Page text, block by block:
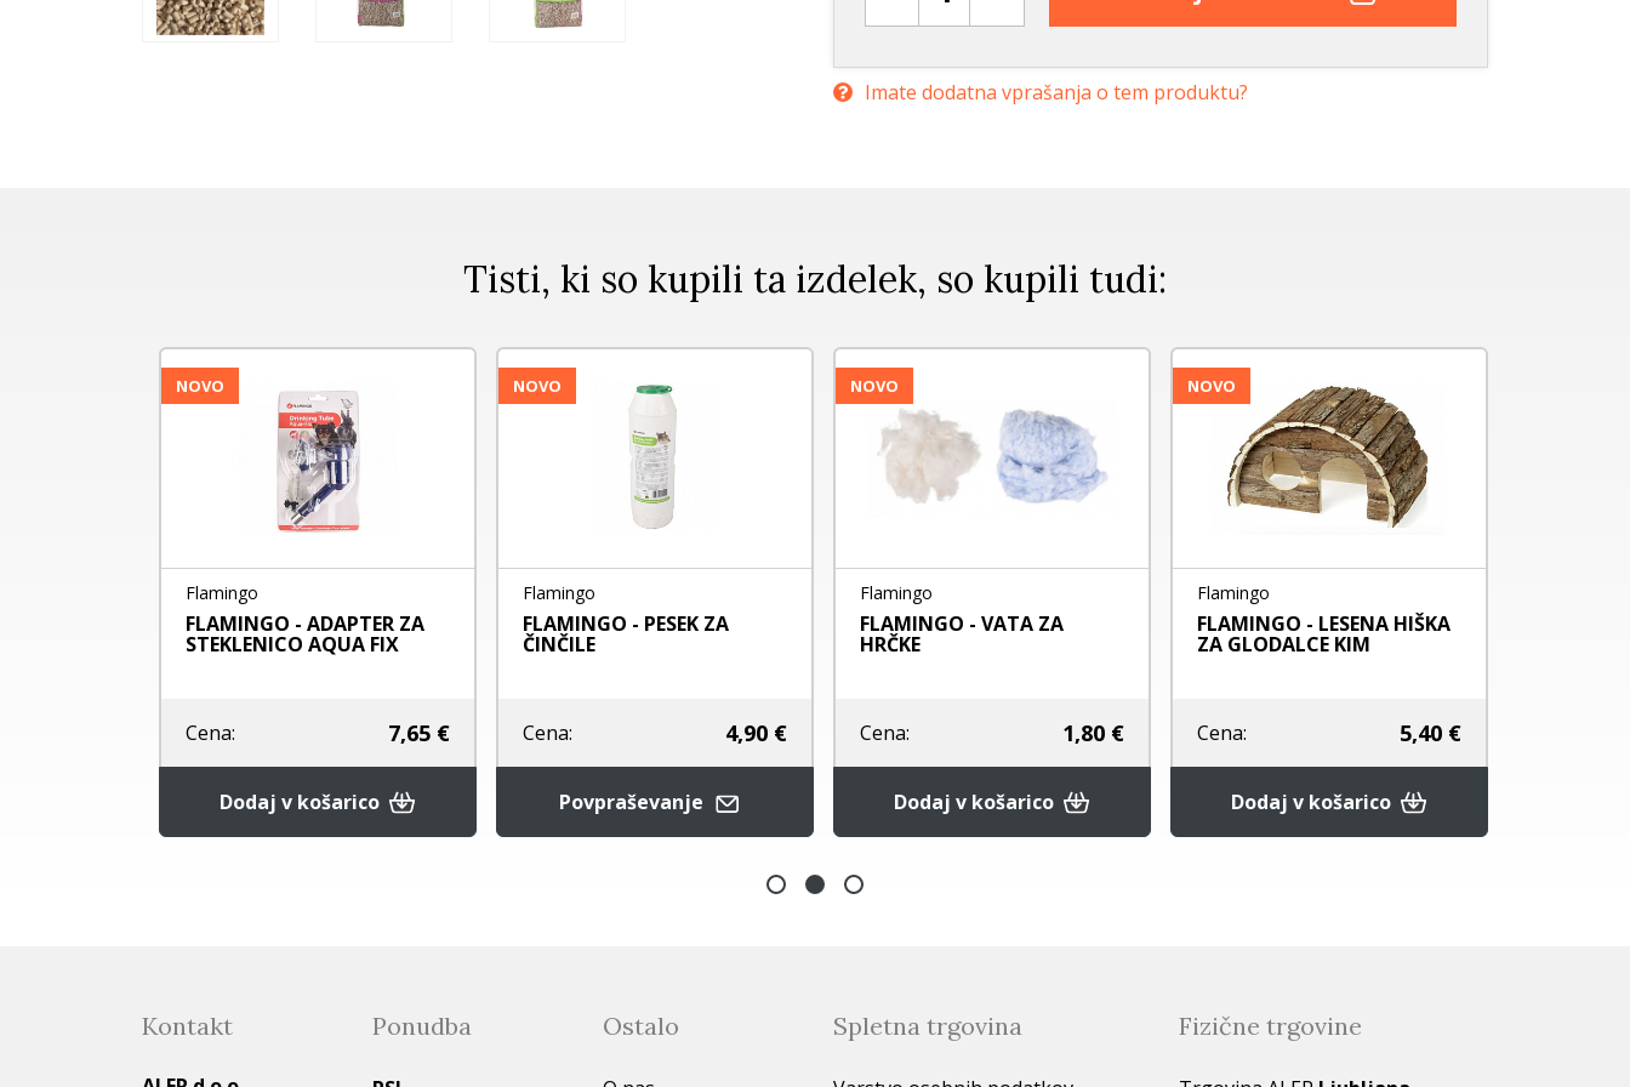
Imate dodatna vprašanja o tem produktu?
Tisti, ki so kupili ta izdelek, so kupili tudi:
NOVO
Flamingo
FLAMINGO - ADAPTER ZA
STEKLENICO AQUA FIX
Cena: 7,65 €
Dodaj v košarico
NOVO
Flamingo
FLAMINGO - PESEK ZA
ČINČILE
Cena: 4,90 €
Povpraševanje
NOVO
Flamingo
FLAMINGO - VATA ZA
HRČKE
Cena: 1,80 €
Dodaj v košarico
NOVO
Flamingo
FLAMINGO - LESENA HIŠKA
ZA GLODALCE KIM
Cena: 5,40 €
Dodaj v košarico
Kontakt Ponudba Ostalo Spletna trgovina Fizične trgovine